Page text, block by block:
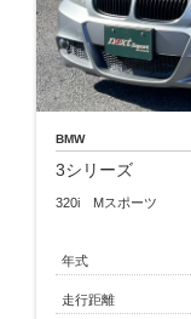
BMW
3シリーズ
320i Mスポーツ
年式
走行距離